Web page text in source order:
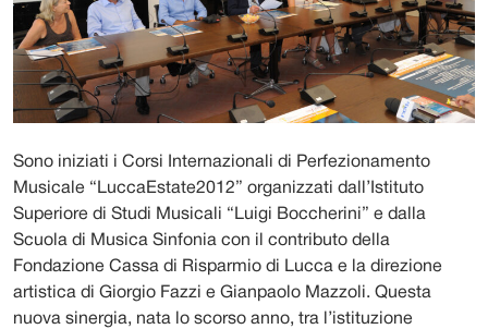
Sono iniziati i Corsi Internazionali di Perfezionamento
Musicale “LuccaEstate2012” organizzati dall’Istituto
Superiore di Studi Musicali “Luigi Boccherini” e dalla
Scuola di Musica Sinfonia con il contributo della
Fondazione Cassa di Risparmio di Lucca e la direzione
artistica di Giorgio Fazzi e Gianpaolo Mazzoli. Questa
nuova sinergia, nata lo scorso anno, tra l’istituzione